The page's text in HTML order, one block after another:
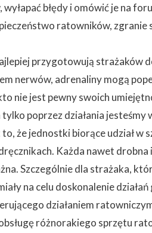
błędy i omówić je na
ratowników,
przygotowują strażaków
nerwów, adrenaliny mogą
nie jest pewny swoich
poprzez działania jesteśmy
że jednostki biorące udział w
Każda nawet
Szczególnie dla strażaka,
na celu doskonalenie
działaniem
różnorakiego sprzętu